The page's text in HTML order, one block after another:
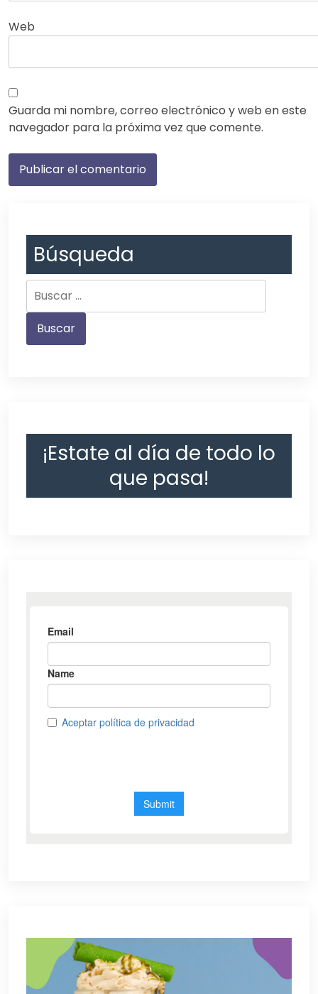
Web
Guarda mi nombre, correo electrónico y web en este
navegador para la próxima vez que comente.
Búsqueda
¡Estate al día de todo lo
que pasa!